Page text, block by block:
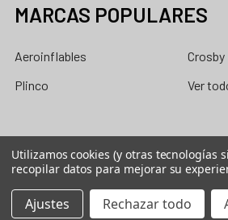
MARCAS POPULARES
Aeroinflables
Plinco
Crosby
Ver
2026
Utilizamos cookies (y otras tecnologías
recopilar datos para mejorar su
Ajustes Rechazar todo